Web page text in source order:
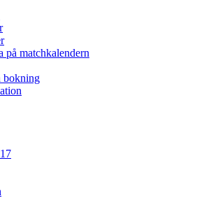
på matchkalendern
bokning